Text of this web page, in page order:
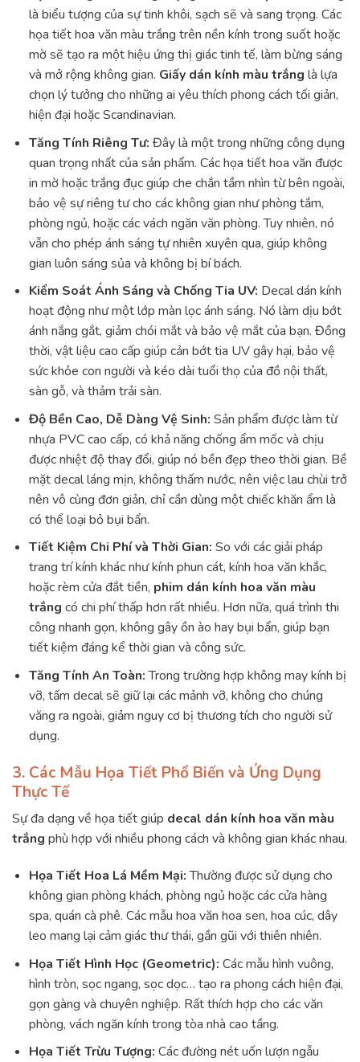
là biểu tượng của sự tinh khôi, sạch sẽ và sang trọng. Các
họa tiết hoa văn màu trắng trên nền kính trong suốt hoặc
mờ sẽ tạo ra một hiệu ứng thị giác tinh tế, làm bừng sáng
và mở rộng không gian. Giấy dán kính màu trắng là lựa
chọn lý tưởng cho những ai yêu thích phong cách tối giản,
hiện đại hoặc Scandinavian.
Tăng Tính Riêng Tư: Đây là một trong những công dụng
quan trọng nhất của sản phẩm. Các họa tiết hoa văn được
in mờ hoặc trắng đục giúp che chắn tầm nhìn từ bên ngoài,
bảo vệ sự riêng tư cho các không gian như phòng tắm,
phòng ngủ, hoặc các vách ngăn văn phòng. Tuy nhiên, nó
vẫn cho phép ánh sáng tự nhiên xuyên qua, giúp không
gian luôn sáng sủa và không bị bí bách.
Kiểm Soát Ánh Sáng và Chống Tia UV: Decal dán kính
hoạt động như một lớp màn lọc ánh sáng. Nó làm dịu bớt
ánh nắng gắt, giảm chói mắt và bảo vệ mắt của bạn. Đồng
thời, vật liệu cao cấp giúp cản bớt tia UV gây hại, bảo vệ
sức khỏe con người và kéo dài tuổi thọ của đồ nội thất,
sàn gỗ, và thảm trải sàn.
Độ Bền Cao, Dễ Dàng Vệ Sinh: Sản phẩm được làm từ
nhựa PVC cao cấp, có khả năng chống ẩm mốc và chịu
được nhiệt độ thay đổi, giúp nó bền đẹp theo thời gian. Bề
mặt decal láng mịn, không thấm nước, nên việc lau chùi trở
nên vô cùng đơn giản, chỉ cần dùng một chiếc khăn ẩm là
có thể loại bỏ bụi bẩn.
Tiết Kiệm Chi Phí và Thời Gian: So với các giải pháp
trang trí kính khác như kính phun cát, kính hoa văn khắc,
hoặc rèm cửa đắt tiền, phim dán kính hoa văn màu
trắng có chi phí thấp hơn rất nhiều. Hơn nữa, quá trình thi
công nhanh gọn, không gây ồn ào hay bụi bẩn, giúp bạn
tiết kiệm đáng kể thời gian và công sức.
Tăng Tính An Toàn:Trong trường hợp không may kính bị
vỡ, tấm decal sẽ giữ lại các mảnh vỡ, không cho chúng
văng ra ngoài, giảm nguy cơ bị thương tích cho người sử
dụng.
3. Các Mẫu Họa Tiết Phổ Biến và Ứng Dụng
Thực Tế
Sự đa dạng về họa tiết giúp decal dán kính hoa văn màu
trắng phù hợp với nhiều phong cách và không gian khác nhau.
Họa Tiết Hoa Lá Mềm Mại:Thường được sử dụng cho
không gian phòng khách, phòng ngủ hoặc các cửa hàng
spa, quán cà phê. Các mẫu hoa văn hoa sen, hoa cúc, dây
leo mang lại cảm giác thư thái, gần gũi với thiên nhiên.
Họa Tiết Hình Học (Geometric): Các mẫu hình vuông,
hình tròn, sọc ngang, sọc dọc… tạo ra phong cách hiện đại,
gọn gàng và chuyên nghiệp. Rất thích hợp cho các văn
phòng, vách ngăn kính trong tòa nhà cao tầng.
Họa Tiết Trừu Tượng: Các đường nét uốn lượn ngẫu